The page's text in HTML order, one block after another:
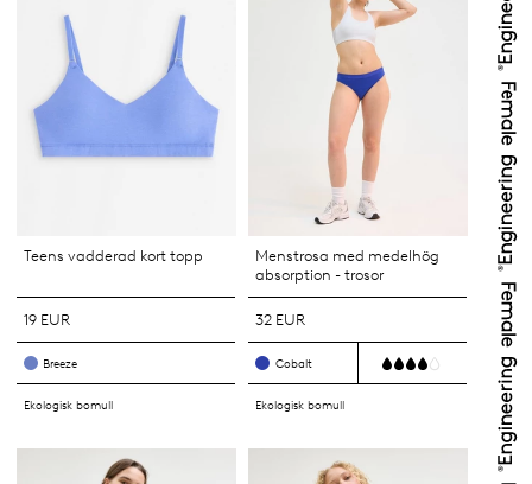
Teens vadderad kort topp
19 EUR
Breeze
Ekologisk bomull
Menstrosa med medelhög
absorption - trosor
32 EUR
Cobalt
Ekologisk bomull